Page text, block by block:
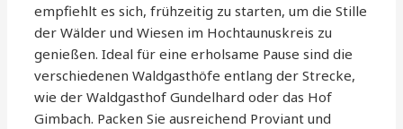
empfiehlt es sich, frühzeitig zu starten, um die Stille
der Wälder und Wiesen im Hochtaunuskreis zu
genießen. Ideal für eine erholsame Pause sind die
verschiedenen Waldgasthöfe entlang der Strecke,
wie der Waldgasthof Gundelhard oder das Hof
Gimbach. Packen Sie ausreichend Proviant und